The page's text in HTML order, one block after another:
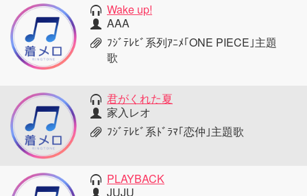
Wake up!
AAA
ﾌｼﾞﾃﾚﾋﾞ系列ｱﾆﾒ｢ONE PIECE｣主題
歌
君がくれた夏
家入レオ
ﾌｼﾞﾃﾚﾋﾞ系ﾄﾞﾗﾏ｢恋仲｣主題歌
PLAYBACK
JUJU